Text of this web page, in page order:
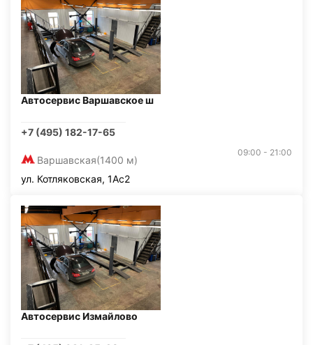
Автосервис Варшавское ш
+7 (495) 182-17-65
Варшавская(1400 м)
09:00 - 21:00
ул. Котляковская, 1Ас2
Автосервис Измайлово